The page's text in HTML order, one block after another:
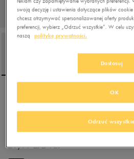
CHAMPION BIG CLASSIC
4.9(22)
29,99złz Vat
swoją decyzję i ustawienia dotyczące plików cookie
chcesz otrzymywać spersonalizowanej oferty
preferencji, wybierz „Odrzuć wszystkie”. W celu
naszą
politykę prywatności.
Dostosuj
Odrzuć
OK